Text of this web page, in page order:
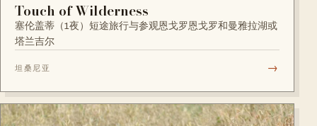
Touch of Wilderness
塞伦盖蒂（1夜）短途旅行与参观恩戈罗恩戈罗和曼雅拉湖或
塔兰吉尔
坦桑尼亚 →